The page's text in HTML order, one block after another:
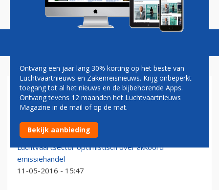
Magazine Podcasts Vacatures
EMISSIEHANDELSYSTEEM
Intercontinentale vluchten blijven vrijgesteld van ETS
14-09-2017 - 10:57
Luchtvaartsector optimistisch over akkoord
emissiehandel
11-05-2016 - 15:47
Ontvang een jaar lang 30% korting op het beste van
Luchtvaartnieuws en Zakenreisnieuws. Krijg onbeperkt
toegang tot al het nieuws en de bijbehorende Apps.
Ontvang tevens 12 maanden het Luchtvaartnieuws
Magazine in de mail of op de mat.
Bekijk aanbieding